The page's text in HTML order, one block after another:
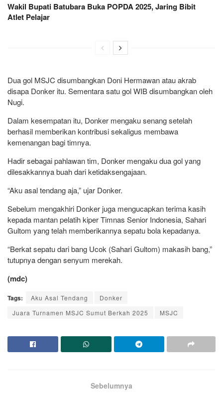
Wakil Bupati Batubara Buka POPDA 2025, Jaring Bibit
Atlet Pelajar
Dua gol MSJC disumbangkan Doni Hermawan atau akrab
disapa Donker itu. Sementara satu gol WIB disumbangkan oleh
Nugi.
Dalam kesempatan itu, Donker mengaku senang setelah
berhasil memberikan kontribusi sekaligus membawa
kemenangan bagi timnya.
Hadir sebagai pahlawan tim, Donker mengaku dua gol yang
dilesakkannya buah dari ketidaksengajaan.
“Aku asal tendang aja,” ujar Donker.
Sebelum mengakhiri Donker juga mengucapkan terima kasih
kepada mantan pelatih kiper Timnas Senior Indonesia, Sahari
Gultom yang telah memberikannya sepatu bola kepadanya.
“Berkat sepatu dari bang Ucok (Sahari Gultom) makasih bang,”
tutupnya dengan senyum merekah.
(mdc)
Tags: Aku Asal Tendang
Donker
Juara Turnamen MSJC Sumut Berkah 2025
MSJC
Sebelumnya